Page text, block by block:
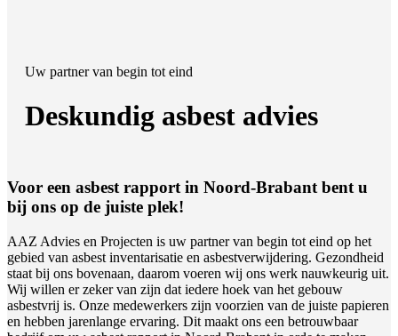
Uw partner van begin tot eind
Deskundig asbest advies
Voor een asbest rapport in Noord-Brabant bent u
bij ons op de juiste plek!
AAZ Advies en Projecten is uw partner van begin tot eind op het
gebied van asbest inventarisatie en asbestverwijdering. Gezondheid
staat bij ons bovenaan, daarom voeren wij ons werk nauwkeurig uit.
Wij willen er zeker van zijn dat iedere hoek van het gebouw
asbestvrij is. Onze medewerkers zijn voorzien van de juiste papieren
en hebben jarenlange ervaring. Dit maakt ons een betrouwbaar